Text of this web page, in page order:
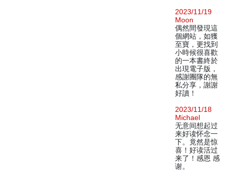
2023/11/19
Moon
偶然間發現這
個網站，如獲
至寶，更找到
小時候很喜歡
的一本書終於
出現電子版，
感謝團隊的無
私分享，謝謝
好讀！
2023/11/18
Michael
无意间想起过
来好读怀念一
下。竟然是惊
喜！好读活过
来了！感恩 感
谢。